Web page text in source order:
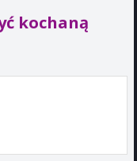
kochaną